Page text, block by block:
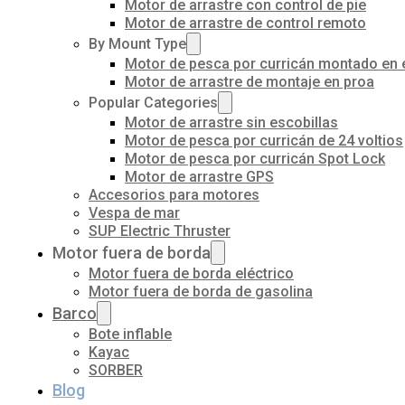
Motor de arrastre con control de pie
Motor de arrastre de control remoto
By Mount Type
Motor de pesca por curricán montado en
Motor de arrastre de montaje en proa
Popular Categories
Motor de arrastre sin escobillas
Motor de pesca por curricán de 24 voltios
Motor de pesca por curricán Spot Lock
Motor de arrastre GPS
Accesorios para motores
Vespa de mar
SUP Electric Thruster
Motor fuera de borda
Motor fuera de borda eléctrico
Motor fuera de borda de gasolina
Barco
Bote inflable
Kayac
SORBER
Blog